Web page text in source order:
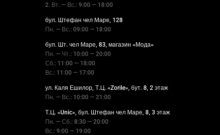
2. Вт. — Вс.: 9:00 — 18:00
бул. Штефан чел Маре, 128
Пн. — Вс.: 09:00 — 18:00
бул. Шт. чел Маре, 83, магазин «Мода»
Пн. — Чт.: 10:00 — 20:00
Сб.: 11:00 — 18:00
Вс.: 11:00 — 17:00
ул. Каля Ешилор, Т.Ц. «Zorile», бут. 8, 2 этаж
Пн. — Вс.: 10:00 — 21:00
Т.Ц. «Unic», бул. Штефан чел Маре, 8, 3 этаж
Пн. — Сб.: 8:30 — 20:00
Вс.: 9:00 — 19:00